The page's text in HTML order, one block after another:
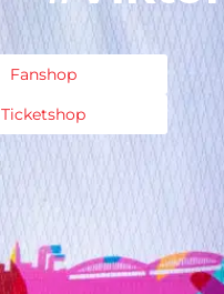
Fanshop
Ticketshop